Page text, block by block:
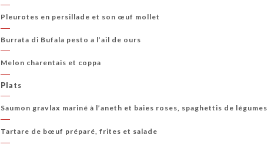
Pleurotes en persillade et son œuf mollet
Burrata di Bufala pesto a l’ail de ours
Melon charentais et coppa
Plats
Saumon gravlax mariné à l’aneth et baies roses, spaghettis de légumes
Tartare de bœuf préparé, frites et salade